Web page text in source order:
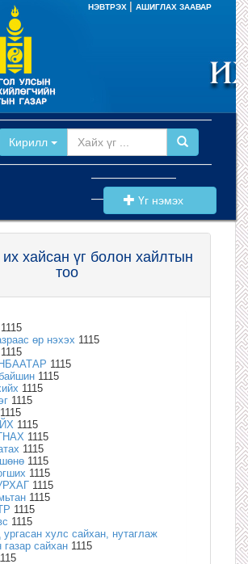
НЭВТРЭХ АШИГЛАХ ЗААВАР
Кирилл
Үг нэмэх
хайсан үг болон хайлтын
тоо
1115
өр нэхэх 1115
1115
1115
1115
1115
1115
1115
1115
1115
1115
1115
1115
1115
1115
1115
1115
ургасан хулс сайхан, нутаглаж
газар сайхан 1115